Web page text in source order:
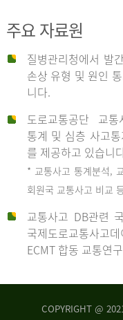
사
주요 자료원
질병관리청에서 발
손상 유형 및 원인
니다.
도로교통공단 교통
통계 및 심층 사고
를 제공하고 있습니
* 교통사고 통계분석,
회원국 교통사고 비교
교통사고 DB관련
국제도로교통사
ECMT 합동 교통연
COPYRIGHT @